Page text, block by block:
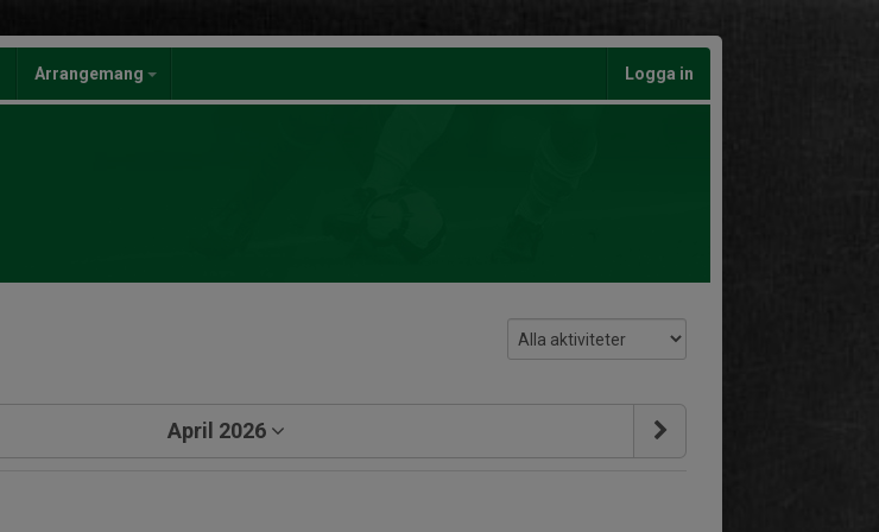
Arrangemang Logga in
April 2026